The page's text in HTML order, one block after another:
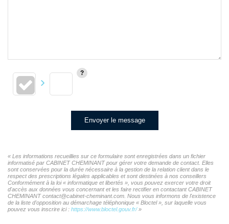
Envoyer le message
« Les informations recueillies sur ce formulaire sont enregistrées dans un fichier
informatisé par CABINET CHEMINANT pour gérer votre demande de contact. Elles
sont conservées pour la durée nécessaire à la gestion de la relation client dans le
respect des prescriptions légales applicables et sont destinées à nos conseillers
Conformément à la loi « informatique et libertés », vous pouvez exercer votre droit
d'accès aux données vous concernant et les faire rectifier en contactant CABINET
CHEMINANT contact@cabinet-cheminant.com. Nous vous informons de l'existence
de la liste d'opposition au démarchage téléphonique « Bloctel », sur laquelle vous
pouvez vous inscrire ici : https://www.bloctel.gouv.fr/»